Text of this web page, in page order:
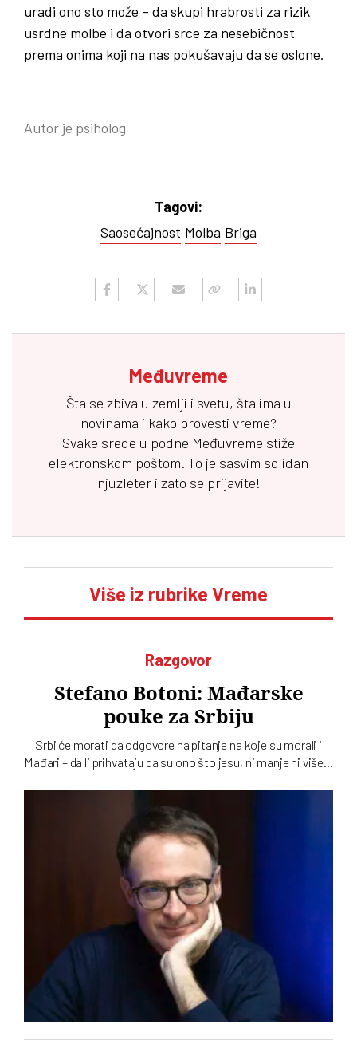
uradi ono sto može – da skupi hrabrosti za rizik
usrdne molbe i da otvori srce za nesebičnost
prema onima koji na nas pokušavaju da se oslone.
Autor je psiholog
Tagovi:
Saosećajnost Molba Briga
Međuvreme
Šta se zbiva u zemlji i svetu, šta ima u
novinama i kako provesti vreme?
Svake srede u podne Međuvreme stiže
elektronskom poštom. To je sasvim solidan
njuzleter i zato se prijavite!
Više iz rubrike Vreme
Razgovor
Stefano Botoni: Mađarske
pouke za Srbiju
Srbi će morati da odgovore na pitanje na koje su morali i
Mađari – da li prihvataju da su ono što jesu, ni manje ni više…
Mađarskoj